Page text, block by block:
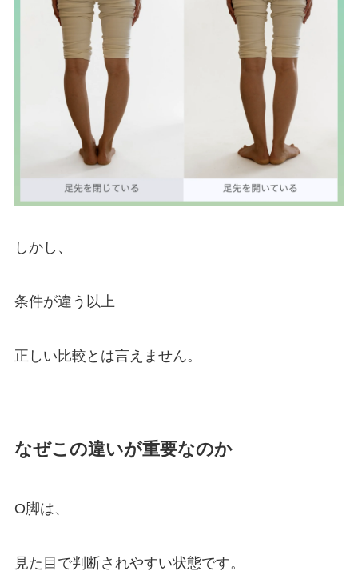
しかし、
条件が違う以上
正しい比較とは言えません。
なぜこの違いが重要なのか
O脚は、
見た目で判断されやすい状態です。